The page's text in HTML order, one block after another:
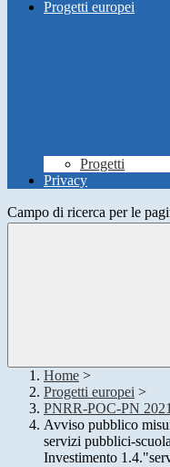
Progetti europei
Progetti
Privacy
Campo di ricerca per le
Home >
Progetti europei >
PNRR-POC-PN
Avviso pubblico
servizi pubblici-
Investimento